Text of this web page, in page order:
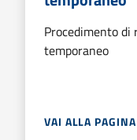
Procedimento di
temporaneo
VAI ALLA PAGINA